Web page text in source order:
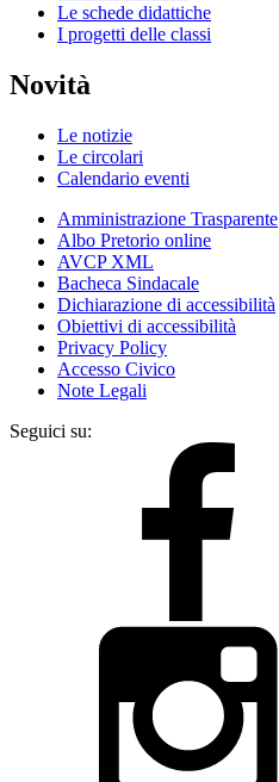
Le schede didattiche
I progetti delle classi
Novità
Le notizie
Le circolari
Calendario eventi
Amministrazione Trasparente
Albo Pretorio online
AVCP XML
Bacheca Sindacale
Dichiarazione di accessibilità
Obiettivi di accessibilità
Privacy Policy
Accesso Civico
Note Legali
Seguici su: